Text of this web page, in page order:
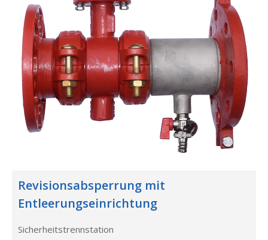
Revisionsabsperrung mit
Entleerungseinrichtung
Sicherheitstrennstation